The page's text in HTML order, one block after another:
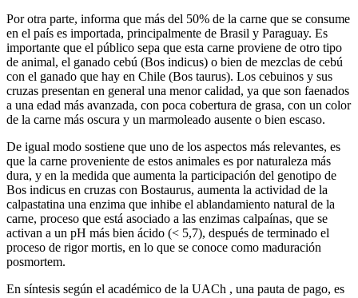
Por otra parte, informa que más del 50% de la carne que se consume
en el país es importada, principalmente de Brasil y Paraguay. Es
importante que el público sepa que esta carne proviene de otro tipo
de animal, el ganado cebú (Bos indicus) o bien de mezclas de cebú
con el ganado que hay en Chile (Bos taurus). Los cebuinos y sus
cruzas presentan en general una menor calidad, ya que son faenados
a una edad más avanzada, con poca cobertura de grasa, con un color
de la carne más oscura y un marmoleado ausente o bien escaso.
De igual modo sostiene que uno de los aspectos más relevantes, es
que la carne proveniente de estos animales es por naturaleza más
dura, y en la medida que aumenta la participación del genotipo de
Bos indicus en cruzas con Bostaurus, aumenta la actividad de la
calpastatina una enzima que inhibe el ablandamiento natural de la
carne, proceso que está asociado a las enzimas calpaínas, que se
activan a un pH más bien ácido (< 5,7), después de terminado el
proceso de rigor mortis, en lo que se conoce como maduración
posmortem.
En síntesis según el académico de la UACh , una pauta de pago, es